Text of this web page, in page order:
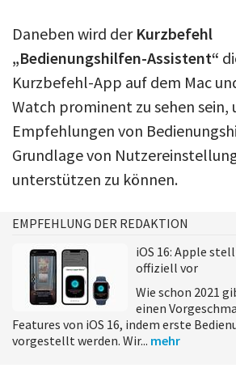
Daneben wird der Kurzbefehl
„Bedienungshilfen-Assistent“
Kurzbefehl-App auf dem Mac
Watch prominent zu sehen sein,
Empfehlungen von
Grundlage von
unterstützen zu können.
EMPFEHLUNG DER REDAKTION
iOS 16: Apple
offiziell vor
Wie schon 2021
einen
Features von iOS 16, indem erste
vorgestellt werden. Wir... mehr